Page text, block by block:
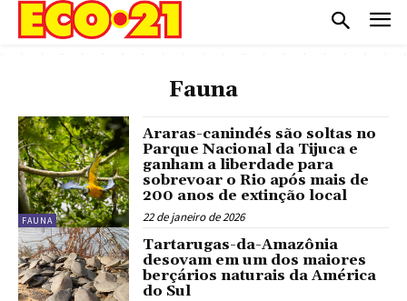
Fauna
FAUNA
Araras-canindés são soltas no
Parque Nacional da Tijuca e
ganham a liberdade para
sobrevoar o Rio após mais de
200 anos de extinção local
22 de janeiro de 2026
Tartarugas-da-Amazônia
desovam em um dos maiores
berçários naturais da América
do Sul